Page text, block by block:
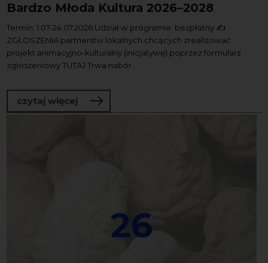
Bardzo Młoda Kultura 2026–2028
Termin: 1.07-24.07.2026 Udział w programie: bezpłatny ✍️
ZGŁOSZENIA partnerstw lokalnych chcących zrealizować
projekt animacyjno-kulturalny (inicjatywę) poprzez formularz
zgłoszeniowy TUTAJ Trwa nabór...
czytaj więcej o Nabór do partnerstw lokalnych |
26